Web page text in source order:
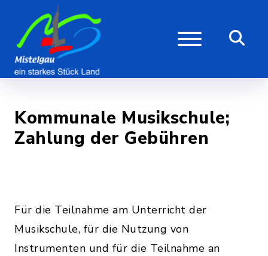
Kommunale Musikschule;
Zahlung der Gebühren
Für die Teilnahme am Unterricht der
Musikschule, für die Nutzung von
Instrumenten und für die Teilnahme an